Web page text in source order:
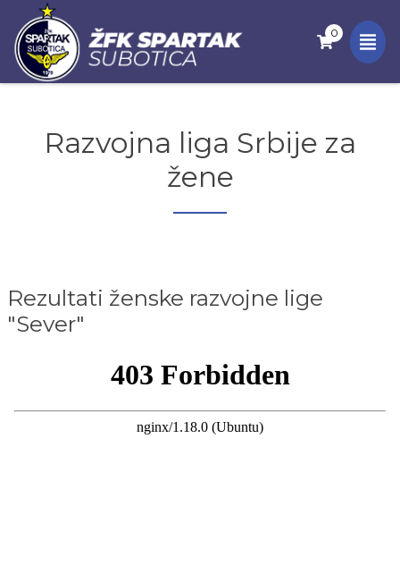
0
Razvojna liga Srbije za
žene
Rezultati ženske razvojne lige
"Sever"